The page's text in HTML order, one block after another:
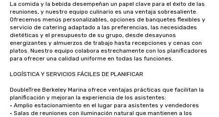
La comida y la bebida desempeñan un papel clave para el éxito de las
reuniones, y nuestro equipo culinario es una ventaja sobresaliente.
Ofrecemos menús personalizables, opciones de banquetes flexibles y
servicio de catering adaptado a las preferencias, las necesidades
dietéticas y el presupuesto de su grupo, desde desayunos
energizantes y almuerzos de trabajo hasta recepciones y cenas con
platos. Nuestro equipo colabora estrechamente con los planificadores
para ofrecer una calidad uniforme en todas las funciones.
LOGÍSTICA Y SERVICIOS FÁCILES DE PLANIFICAR
DoubleTree Berkeley Marina ofrece ventajas prácticas que facilitan la
planificación y mejoran la experiencia de los asistentes:
• Amplio estacionamiento en el lugar para asistentes y vendedores
• Salas de reuniones con iluminación natural que mantienen a los